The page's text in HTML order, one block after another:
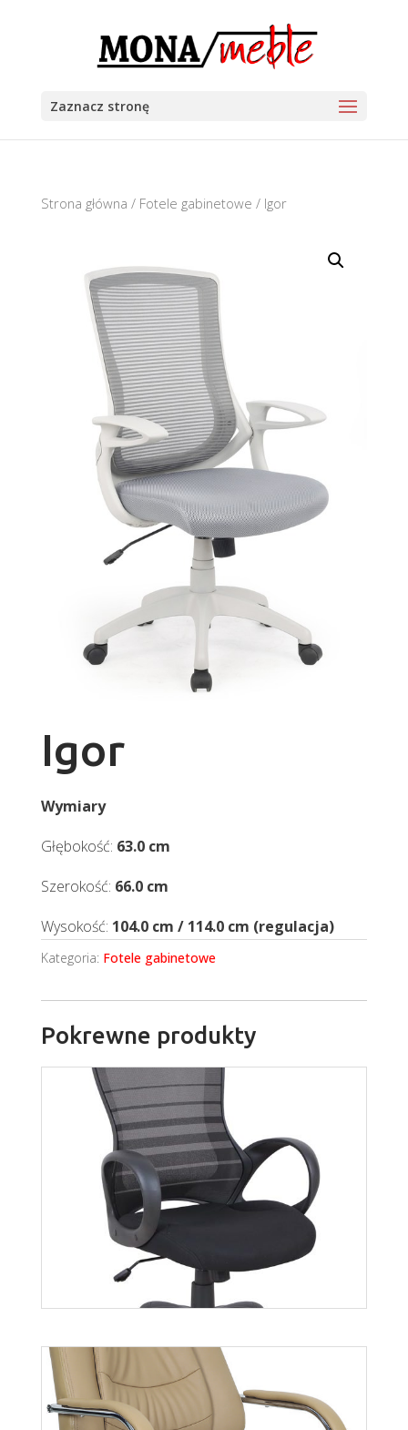
Zaznacz stronę
Strona główna / Fotele gabinetowe / Igor
Igor
Wymiary
Głębokość: 63.0 cm
Szerokość: 66.0 cm
Wysokość: 104.0 cm / 114.0 cm (regulacja)
Kategoria: Fotele gabinetowe
Pokrewne produkty